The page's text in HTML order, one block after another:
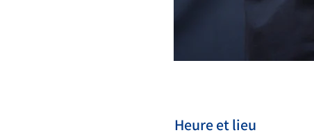
Heure et lieu